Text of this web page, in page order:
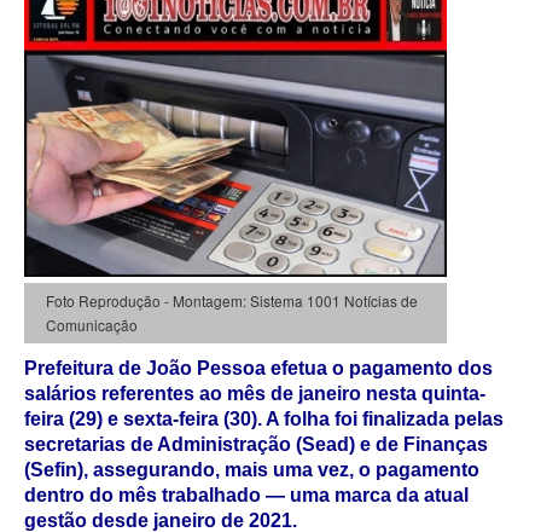
Foto Reprodução - Montagem: Sistema 1001 Notícias de
Comunicação
Prefeitura de João Pessoa efetua o pagamento dos
salários referentes ao mês de janeiro nesta quinta-
feira (29) e sexta-feira (30). A folha foi finalizada pelas
secretarias de Administração (Sead) e de Finanças
(Sefin), assegurando, mais uma vez, o pagamento
dentro do mês trabalhado — uma marca da atual
gestão desde janeiro de 2021.